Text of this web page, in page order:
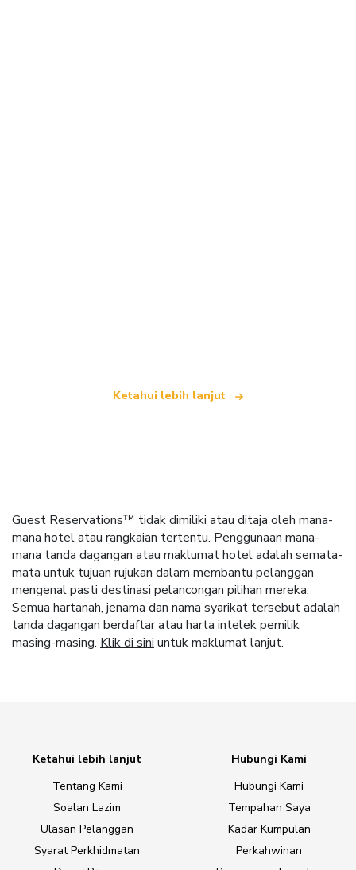
Ketahui lebih lanjut
Guest Reservations™ tidak dimiliki atau ditaja oleh mana-
mana hotel atau rangkaian tertentu. Penggunaan mana-
mana tanda dagangan atau maklumat hotel adalah semata-
mata untuk tujuan rujukan dalam membantu pelanggan
mengenal pasti destinasi pelancongan pilihan mereka.
Semua hartanah, jenama dan nama syarikat tersebut adalah
tanda dagangan berdaftar atau harta intelek pemilik
masing-masing. Klik di sini untuk maklumat lanjut.
Ketahui lebih lanjut
Tentang Kami
Soalan Lazim
Ulasan Pelanggan
Syarat Perkhidmatan
Hubungi Kami
Hubungi Kami
Tempahan Saya
Kadar Kumpulan
Perkahwinan